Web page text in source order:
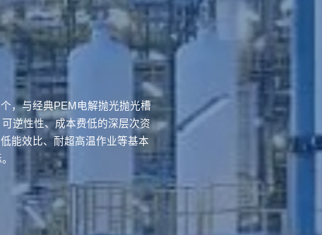
，与经典PEM电解抛光抛光槽
逆性性、成本费低的深层次资
能效比、耐超高温作业等基本